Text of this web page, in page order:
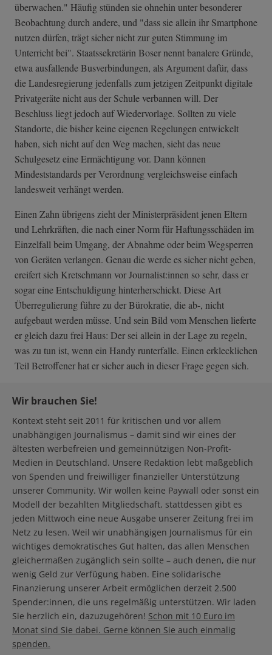
überwachen." Häufig stünden sie ohnehin unter besonderer
Beobachtung durch andere, und "dass sie allein ihr Smartphone
nutzen dürfen, trägt sicher nicht zur guten Stimmung im
Unterricht bei". Staatssekretärin Boser nennt banalere Gründe,
etwa ausfallende Busverbindungen, als Argument dafür, dass
die Landesregierung jedenfalls zum jetzigen Zeitpunkt digitale
Privatgeräte nicht aus der Schule verbannen will. Der
Beschluss liegt jedoch auf Wiedervorlage. Sollten zu viele
Standorte, die bisher keine eigenen Regelungen entwickelt
haben, sich nicht auf den Weg machen, sieht das neue
Schulgesetz eine Ermächtigung vor. Dann können
Mindeststandards per Verordnung vergleichsweise einfach
landesweit verhängt werden.
Einen Zahn übrigens zieht der Ministerpräsident jenen Eltern
und Lehrkräften, die nach einer Norm für Haftungsschäden im
Einzelfall beim Umgang, der Abnahme oder beim Wegsperren
von Geräten verlangen. Genau die werde es sicher nicht geben,
ereifert sich Kretschmann vor Journalist:innen so sehr, dass er
sogar eine Entschuldigung hinterherschickt. Diese Art
Überregulierung führe zu der Bürokratie, die ab-, nicht
aufgebaut werden müsse. Und sein Bild vom Menschen lieferte
er gleich dazu frei Haus: Der sei allein in der Lage zu regeln,
was zu tun ist, wenn ein Handy runterfalle. Einen erklecklichen
Teil Betroffener hat er sicher auch in dieser Frage gegen sich.
Wir brauchen Sie!
Kontext steht seit 2011 für kritischen und vor allem
unabhängigen Journalismus – damit sind wir eines der
ältesten werbefreien und gemeinnützigen Non-Profit-
Medien in Deutschland. Unsere Redaktion lebt maßgeblich
von Spenden und freiwilliger finanzieller Unterstützung
unserer Community. Wir wollen keine Paywall oder sonst ein
Modell der bezahlten Mitgliedschaft, stattdessen gibt es
jeden Mittwoch eine neue Ausgabe unserer Zeitung frei im
Netz zu lesen. Weil wir unabhängigen Journalismus für ein
wichtiges demokratisches Gut halten, das allen Menschen
gleichermaßen zugänglich sein sollte – auch denen, die nur
wenig Geld zur Verfügung haben. Eine solidarische
Finanzierung unserer Arbeit ermöglichen derzeit 2.500
Spender:innen, die uns regelmäßig unterstützen. Wir laden
Sie herzlich ein, dazuzugehören! Schon mit 10 Euro im
Monat sind Sie dabei. Gerne können Sie auch einmalig
spenden.